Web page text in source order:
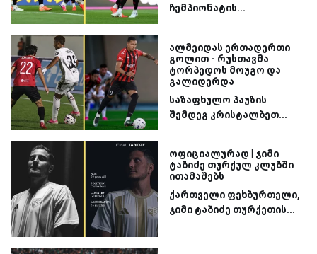
ჩემპიონატის...
ალმეიდას ერთადერთი
გოლით - რუსთავმა
ტორპედოს მოუგო და
გალიდერდა
საზაფხულო პაუზის
შემდეგ კრისტალბეთ...
ოფიციალურად | ჯიმი
ტაბიძე თურქულ კლუბში
ითამაშებს
ქართველი ფეხბურთელი,
ჯიმი ტაბიძე თურქეთის...